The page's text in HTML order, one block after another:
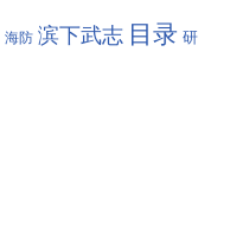
海防 滨下武志 目录 研